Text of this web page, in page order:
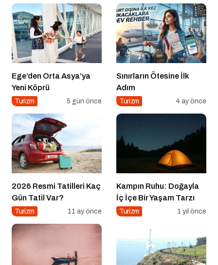
Ege’den Orta Asya’ya
Yeni Köprü
Turizm 5 gün önce
Sınırların Ötesine İlk
Adım
Turizm 4 ay önce
2026 Resmi Tatilleri Kaç
Gün Tatil Var?
Turizm 11 ay önce
Kampın Ruhu: Doğayla
İç İçe Bir Yaşam Tarzı
Turizm 1 yıl önce